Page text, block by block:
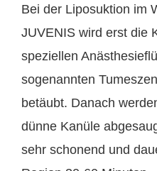
Bei der Liposuktion im
JUVENIS wird erst die
speziellen
sogenannten
betäubt. Danach
dünne Kanüle
sehr schonend und